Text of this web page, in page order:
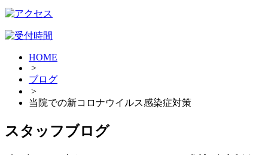
HOME
>
ブログ
>
当院での新コロナウイルス感染症対策
スタッフブログ